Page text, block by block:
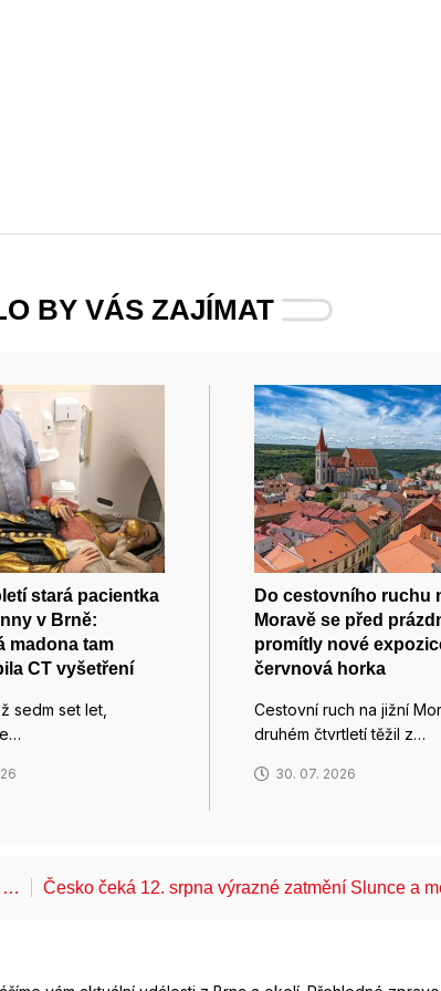
BY VÁS ZAJÍMAT
stará pacientka
v Brně:
madona tam
CT vyšetření
sedm set let,
Do cestovního ruchu
Moravě se před
promítly nové
červnová horka
Cestovní ruch na jižní
druhém čtvrtletí těžil z…
30. 07. 2026
… Česko čeká 12. srpna výrazné zatmění Slunce a